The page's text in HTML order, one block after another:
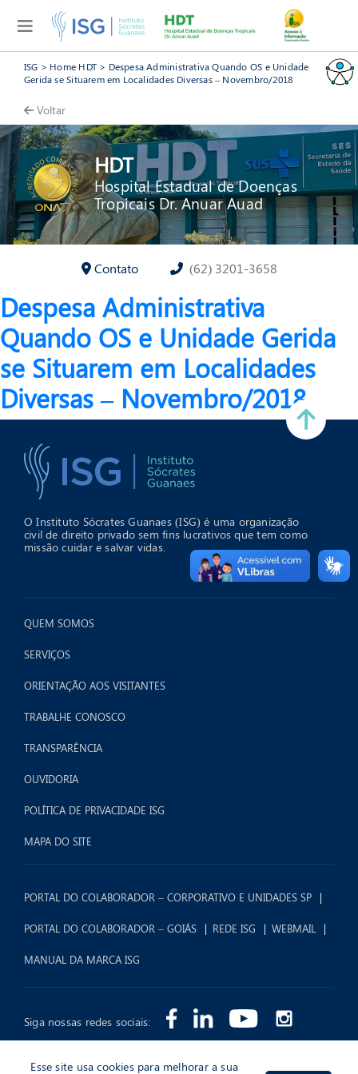
ISG > Home HDT> Despesa Administrativa Quando OS e Unidade
Gerida se Situarem em Localidades Diversas – Novembro/2018
Voltar
HDT
Hospital Estadual de Doenças
Tropicais Dr. Anuar Auad
Contato (62) 3201-3658
Despesa Administrativa
Quando OS e Unidade Gerida
se Situarem em Localidades
Diversas – Novembro/2018
O Instituto Sócrates Guanaes (ISG) é uma organização
civil de direito privado sem fins lucrativos que tem como
missão cuidar e salvar vidas.
>
QUEM SOMOS
SERVIÇOS
ORIENTAÇÃO AOS VISITANTES
TRABALHE CONOSCO
TRANSPARÊNCIA
OUVIDORIA
POLÍTICA DE PRIVACIDADE ISG
MAPA DO SITE
PORTAL DO COLABORADOR – CORPORATIVO E UNIDADES SP
PORTAL DO COLABORADOR – GOIÁS REDE ISG WEBMAIL
MANUAL DA MARCA ISG
Siga nossas redes sociais:
Esse site usa cookies para melhorar a sua